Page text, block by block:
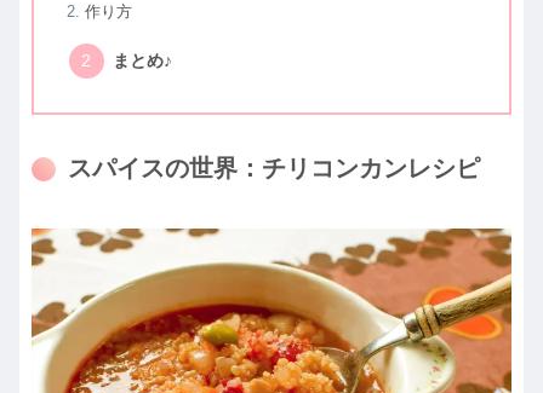
作り方
まとめ♪
スパイスの世界：チリコンカンレシピ